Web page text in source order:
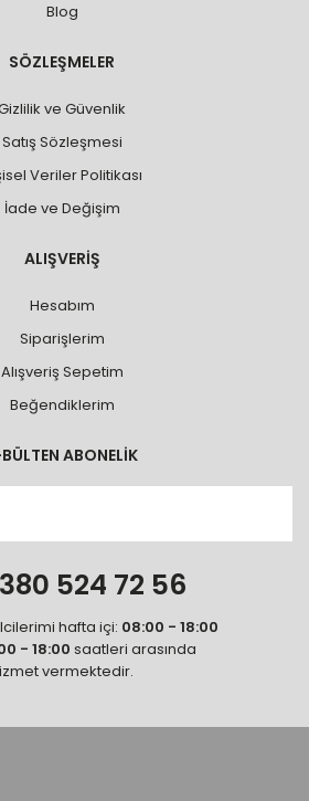
Blog
SÖZLEŞMELER
ve Güvenlik
Satış Sözleşmesi
Veriler Politikası
İade ve Değişim
ALIŞVERİŞ
Hesabım
Siparişlerim
Alışveriş Sepetim
Beğendiklerim
ABONELİK
524 72 56
hafta içi: 08:00 - 18:00
- 18:00 saatleri arasında
vermektedir.